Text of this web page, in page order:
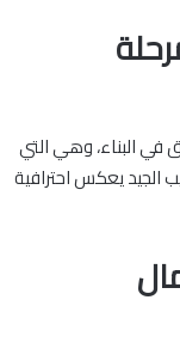
في البناء، وهي التي
الجيد يعكس احترافية